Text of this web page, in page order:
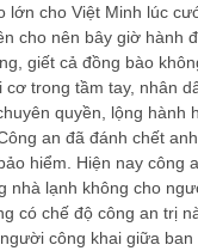
lớn cho Việt Minh lúc
cho nên bây giờ hành
giết cả đồng bào
cơ trong tầm tay, nhân
quyền, lộng hành
an đã đánh chết
hiểm. Hiện nay công
nhà lạnh không cho
có chế độ công an trị
công khai giữa